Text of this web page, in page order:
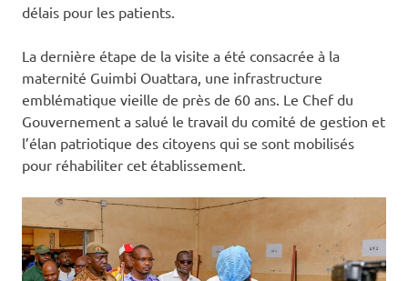
délais pour les patients.
La dernière étape de la visite a été consacrée à la
maternité Guimbi Ouattara, une infrastructure
emblématique vieille de près de 60 ans. Le Chef du
Gouvernement a salué le travail du comité de gestion et
l’élan patriotique des citoyens qui se sont mobilisés
pour réhabiliter cet établissement.